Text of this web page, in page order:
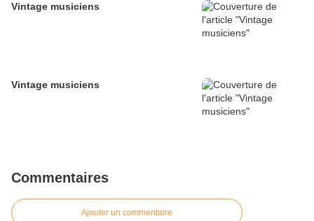
Vintage musiciens
Vintage musiciens
Commentaires
Ajouter un commentaire